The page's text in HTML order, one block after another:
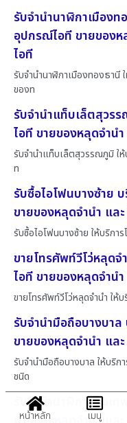
รับจำนำนาฬิกาเมืองท
อุปกรณ์ไอที ขายของ
ไอที
รับจำนำนาฬิกาเมืองทองธานี
ของท
รับจำนำแท็บเล็ตสุวร
ไอที ขายของหลุดจำน
รับจำนำแท็บเล็ตสุวรรณภูมิ ใ
ท
รับซื้อไอโฟนบางซ้าย
ขายของหลุดจำนำ แล
รับซื้อไอโฟนบางซ้าย ให้บริกา
ขายโทรศัพท์วีโว่หลุด
ไอที ขายของหลุดจำนำ
ขายโทรศัพท์วีโว่หลุดจำนำ ให้
รับจำนำมือถือบางบา
ขายของหลุดจำนำ แล
รับจำนำมือถือบางบาล ให้บริก
ชนิด
รับจำนำนาฬิกากรุงเ
หน้าหลัก เมนู